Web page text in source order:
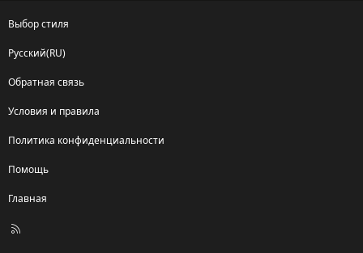
Выбор стиля
Русский(RU)
Обратная связь
Условия и правила
Политика конфиденциальности
Помощь
Главная
R